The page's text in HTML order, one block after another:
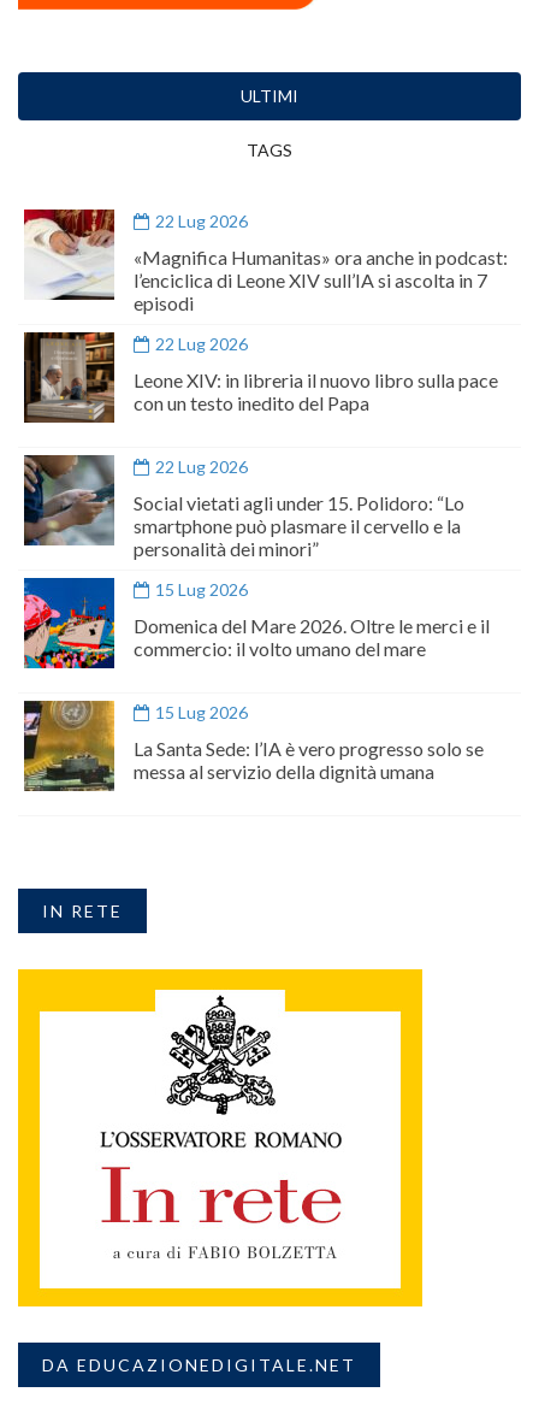
ULTIMI
TAGS
22 Lug 2026
«Magnifica Humanitas» ora anche in podcast:
l’enciclica di Leone XIV sull’IA si ascolta in 7
episodi
22 Lug 2026
Leone XIV: in libreria il nuovo libro sulla pace
con un testo inedito del Papa
22 Lug 2026
Social vietati agli under 15. Polidoro: “Lo
smartphone può plasmare il cervello e la
personalità dei minori”
15 Lug 2026
Domenica del Mare 2026. Oltre le merci e il
commercio: il volto umano del mare
15 Lug 2026
La Santa Sede: l’IA è vero progresso solo se
messa al servizio della dignità umana
IN RETE
DA EDUCAZIONEDIGITALE.NET